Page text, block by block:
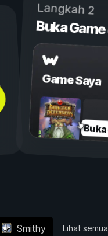
Langkah 2
Buka
Game Saya
Smithy Lihat